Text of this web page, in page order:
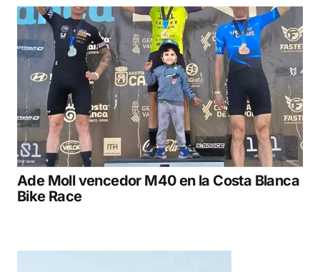
Ade Moll vencedor M40 en la Costa Blanca
Bike Race